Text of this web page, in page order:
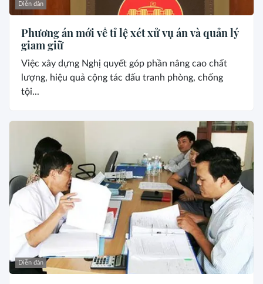
Diễn đàn
Phương án mới về tỉ lệ xét xử vụ án và quản lý
giam giữ
Việc xây dựng Nghị quyết góp phần nâng cao chất
lượng, hiệu quả cộng tác đấu tranh phòng, chống
tội...
Diễn đàn